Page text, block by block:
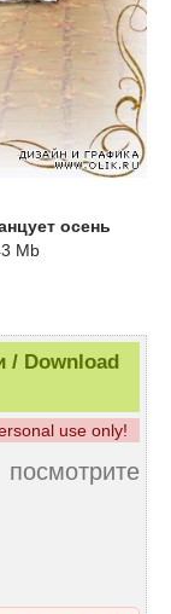
осень
Mb
/ Download
use only!